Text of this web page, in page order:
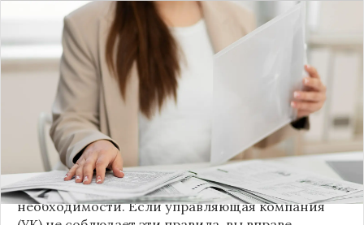
С 1 августа в квитанциях за жилищно-
коммунальные услуги введено важное
новшество. Как поясняет автор канала "ВЗО
ProДеньги", теперь уборка мест общего
пользования (МОП) выделена в отдельную
строку. Это дает жильцам четкое понимание, за
что именно они платят.
Новые нормы строго регламентируют частоту
уборки: мытье полов и лестниц должно
проводиться несколько раз в неделю, удаление
пыли – еженедельно, а уборка снега – по мере
необходимости. Если управляющая компания